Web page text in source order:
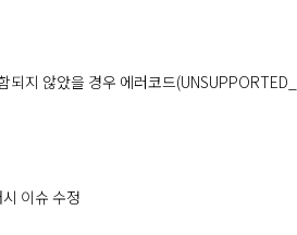
되지 않았을 경우 에러코드
이슈 수정